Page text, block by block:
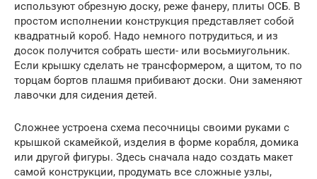
используют обрезную доску, реже фанеру, плиты ОСБ. В
простом исполнении конструкция представляет собой
квадратный короб. Надо немного потрудиться, и из
досок получится собрать шести- или восьмиугольник.
Если крышку сделать не трансформером, а щитом, то по
торцам бортов плашмя прибивают доски. Они заменяют
лавочки для сидения детей.
Сложнее устроена схема песочницы своими руками с
крышкой скамейкой, изделия в форме корабля, домика
или другой фигуры. Здесь сначала надо создать макет
самой конструкции, продумать все сложные узлы,